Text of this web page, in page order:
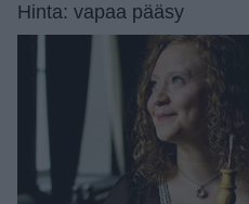
Hinta: vapaa pääsy